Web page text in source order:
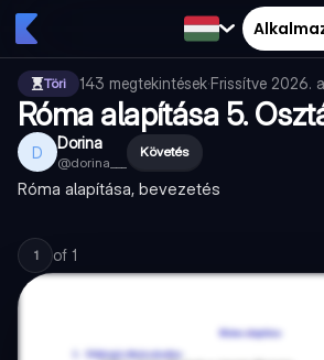
Töri 143 megtekintések·Frissítve 2026.
Róma alapítása 5.
D Dorina
@dorina___
Követés
Róma alapítása, bevezetés
1 of 1